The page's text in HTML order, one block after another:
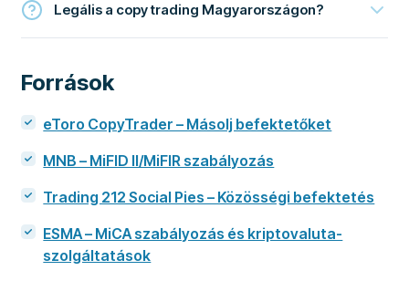
Legális a copy trading Magyarországon?
Források
eToro CopyTrader – Másolj befektetőket
MNB – MiFID II/MiFIR szabályozás
Trading 212 Social Pies – Közösségi befektetés
ESMA – MiCA szabályozás és kriptovaluta-
szolgáltatások